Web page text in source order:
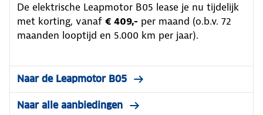
De elektrische Leapmotor B05 lease je nu tijdelijk
met korting, vanaf € 409,- per maand (o.b.v. 72
maanden looptijd en 5.000 km per jaar).
Naar de Leapmotor B05
Naar alle aanbiedingen